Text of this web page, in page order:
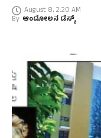
August 8, 2:20 AM
By ಆಂದೋಲನ ಡೆಸ್ಕ್